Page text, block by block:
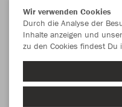
Wir verwenden Cookies
Durch die Analyse der
Inhalte anzeigen und
zu den Cookies findest Du